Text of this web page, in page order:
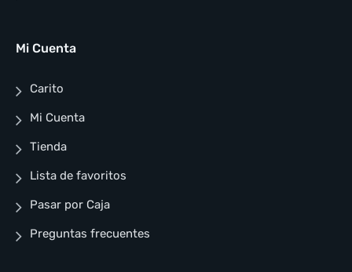
Mi Cuenta
Carito
Mi Cuenta
Tienda
Lista de favoritos
Pasar por Caja
Preguntas frecuentes